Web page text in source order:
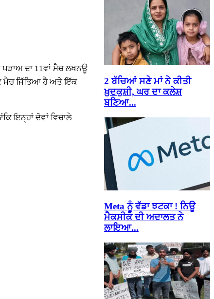
ਦਾ 11ਵਾਂ ਮੈਚ ਲਖਨਊ
ਮੈਚ ਜਿੱਤਿਆ ਹੈ ਅਤੇ ਇੱਕ
ਇਨ੍ਹਾਂ ਦੋਵਾਂ ਵਿਚਾਲੇ
2 ਬੱਚਿਆਂ ਸਣੇ ਮਾਂ ਨੇ ਕੀਤੀ
ਖ਼ੁਦਕੁਸ਼ੀ, ਘਰ ਦਾ ਕਲੇਸ਼
ਬਣਿਆ...
Meta ਨੂੰ ਵੱਡਾ ਝਟਕਾ ! ਨਿਊ
ਮੈਕਸੀਕੋ ਦੀ ਅਦਾਲਤ ਨੇ
ਲਾਇਆ...